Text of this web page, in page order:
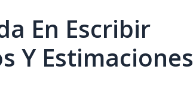
En Escribir
Y Estimaciones